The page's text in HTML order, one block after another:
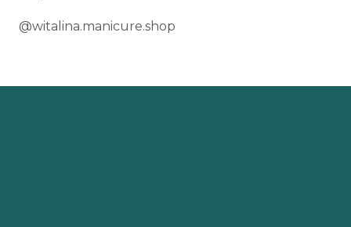
@witalina.manicure.shop